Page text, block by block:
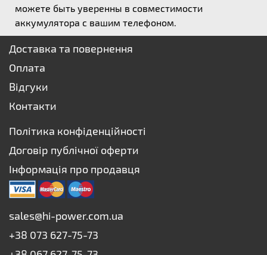
можете быть уверенны в совместимости
аккумулятора с вашим телефоном.
Доставка та повернення
Оплата
Відгуки
Контакти
Політика конфіденційності
Договір публічної оферти
Інформація про продавця
sales@hi-power.com.ua
+38 073 627-75-73